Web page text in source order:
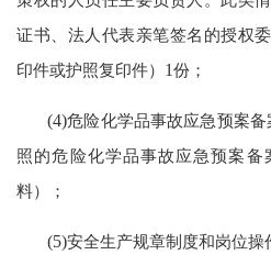
证书、法人代表亲笔签名的授权
印件或护照复印件） 1份；
(4)危险化学品事故应急预案备
照的危险化学品事故应急预案
料）；
(5)安全生产规章制度和岗位操